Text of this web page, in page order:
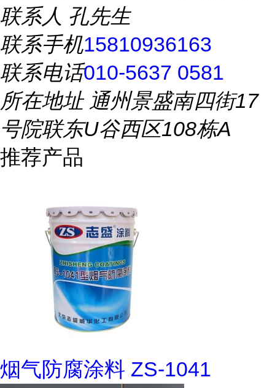
联系人 孔先生
联系手机15810936163
联系电话010-5637 0581
所在地址通州景盛南四街17
号院联东U谷西区108栋A
推荐产品
烟气防腐涂料 ZS-1041